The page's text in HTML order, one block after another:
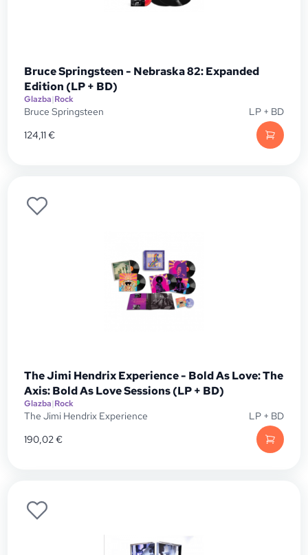
Bruce Springsteen - Nebraska 82: Expanded
Edition (LP + BD)
Glazba|Rock
Bruce Springsteen
LP + BD
124,11€
The Jimi Hendrix Experience - Bold As Love: The
Axis: Bold As Love Sessions (LP + BD)
Glazba|Rock
The Jimi Hendrix Experience
LP + BD
190,02€